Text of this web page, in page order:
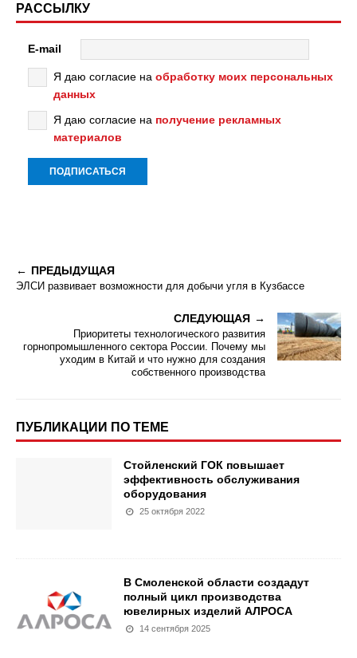
РАССЫЛКУ
E-mail
Я даю согласие на обработку моих персональных
данных
Я даю согласие на получение рекламных
материалов
ПРЕДЫДУЩАЯ
ЭЛСИ развивает возможности для добычи угля в Кузбассе
СЛЕДУЮЩАЯ
Приоритеты технологического развития
горнопромышленного сектора России. Почему мы
уходим в Китай и что нужно для создания
собственного производства
ПУБЛИКАЦИИ ПО ТЕМЕ
Стойленский ГОК повышает
эффективность обслуживания
оборудования
25 октября 2022
В Смоленской области создадут
полный цикл производства
ювелирных изделий АЛРОСА
14 сентября 2025